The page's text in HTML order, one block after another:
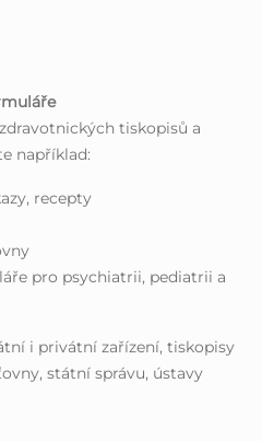
tiskopisů a
například:
recepty
pro psychiatrii, pediatrii a
i privátní zařízení, tiskopisy
státní správu, ústavy